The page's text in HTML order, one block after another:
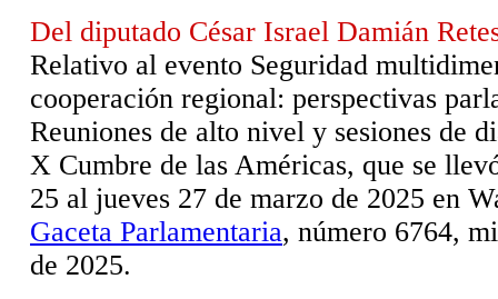
Del diputado César Israel Damián
Relativo al evento Seguridad
cooperación regional: perspectivas
Reuniones de alto nivel y sesiones de
X Cumbre de las Américas, que se
25 al jueves 27 de marzo de 2025 en
Gaceta Parlamentaria, número 6764,
de 2025.